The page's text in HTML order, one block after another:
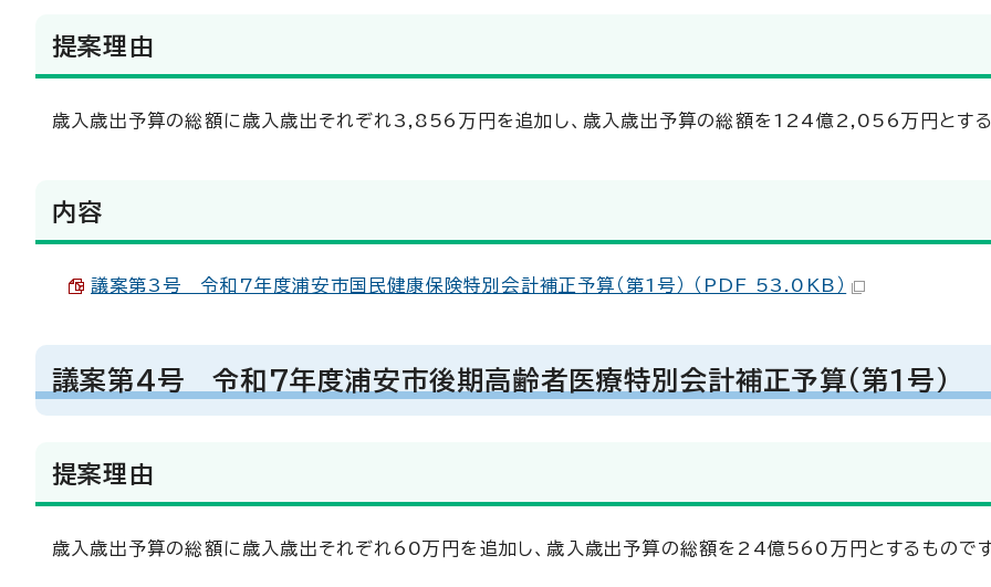
提案理由
歳入歳出予算の総額に歳入歳出それぞれ3,856万円を追加し、歳入歳出予算の総額を124億2,056万円とする
内容
議案第3号 令和7年度浦安市国民健康保険特別会計補正予算（第1号） （PDF 53.0KB）
議案第4号 令和7年度浦安市後期高齢者医療特別会計補正予算（第1号）
提案理由
歳入歳出予算の総額に歳入歳出それぞれ60万円を追加し、歳入歳出予算の総額を24億560万円とするもので